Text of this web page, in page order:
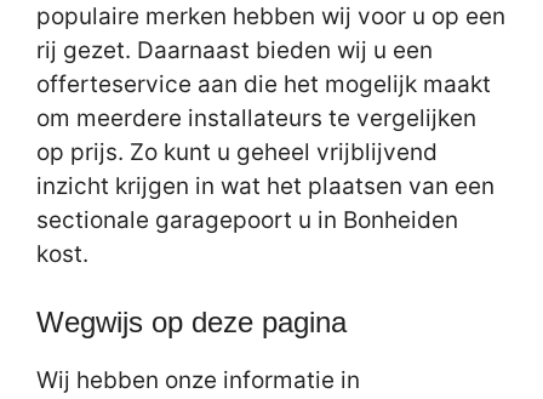
populaire merken hebben wij voor u op een
rij gezet. Daarnaast bieden wij u een
offerteservice aan die het mogelijk maakt
om meerdere installateurs te vergelijken
op prijs. Zo kunt u geheel vrijblijvend
inzicht krijgen in wat het plaatsen van een
sectionale garagepoort u in Bonheiden
kost.
Wegwijs op deze pagina
Wij hebben onze informatie in